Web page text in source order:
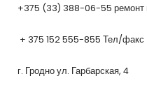
+375 (33) 388-06-55 ремонт
+ 375 152 555-855 Тел/факс
г. Гродно ул. Гарбарская, 4